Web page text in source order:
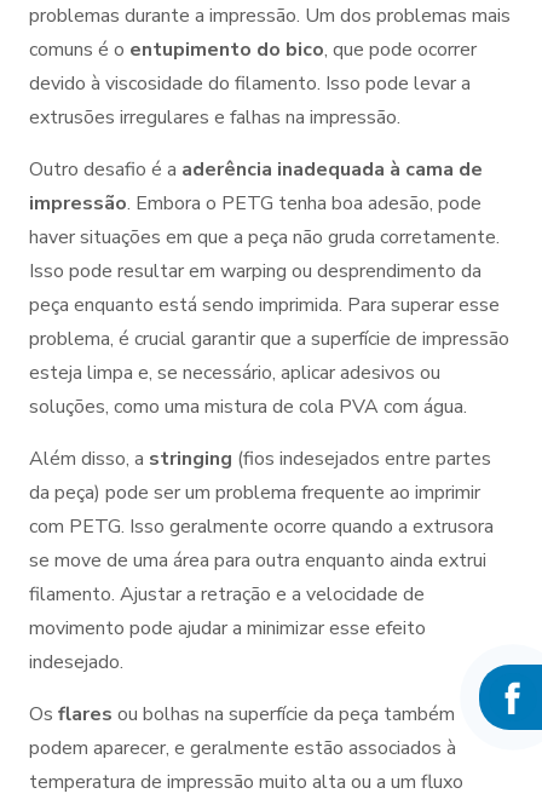
problemas durante a impressão. Um dos problemas mais
comuns é o entupimento do bico, que pode ocorrer
devido à viscosidade do filamento. Isso pode levar a
extrusões irregulares e falhas na impressão.
Outro desafio é a aderência inadequada à cama de
impressão. Embora o PETG tenha boa adesão, pode
haver situações em que a peça não gruda corretamente.
Isso pode resultar em warping ou desprendimento da
peça enquanto está sendo imprimida. Para superar esse
problema, é crucial garantir que a superfície de impressão
esteja limpa e, se necessário, aplicar adesivos ou
soluções, como uma mistura de cola PVA com água.
Além disso, a stringing (fios indesejados entre partes
da peça) pode ser um problema frequente ao imprimir
com PETG. Isso geralmente ocorre quando a extrusora
se move de uma área para outra enquanto ainda extrui
filamento. Ajustar a retração e a velocidade de
movimento pode ajudar a minimizar esse efeito
indesejado.
Os flares ou bolhas na superfície da peça também
podem aparecer, e geralmente estão associados à
temperatura de impressão muito alta ou a um fluxo